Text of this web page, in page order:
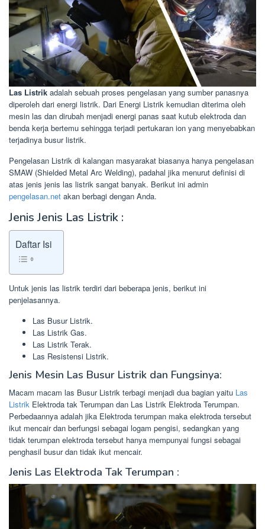
Las Listrik adalah sebuah proses pengelasan yang sumber panasnya
diperoleh dari energi listrik. Dari Energi Listrik kemudian diterima oleh
mesin las dan dirubah menjadi energi panas saat kutub elektroda dan
benda kerja bertemu sehingga terjadi pertukaran ion yang menyebabkan
terjadinya busur listrik.
Pengelasan Listrik di kalangan masyarakat biasanya hanya pengelasan
SMAW (Shielded Metal Arc Welding), padahal jika menurut definisi di
atas jenis jenis las listrik sangat banyak. Berikut ini admin
pengelasan.net akan berbagi dengan Anda.
Jenis Jenis Las Listrik :
Daftar Isi
Untuk jenis las listrik terdiri dari beberapa jenis, berikut ini
penjelasannya.
Las Busur Listrik.
Las Listrik Gas.
Las Listrik Terak.
Las Resistensi Listrik.
Jenis Mesin Las Busur Listrik dan Fungsinya:
Macam macam las Busur Listrik terbagi menjadi dua bagian yaitu Las
Listrik Elektroda tak Terumpan dan Las Listrik Elektroda Terumpan.
Perbedaannya adalah jika Elektroda terumpan maka elektroda tersebut
ikut mencair dan berfungsi sebagai logam pengisi, sedangkan yang
tidak terumpan elektroda tersebut hanya mempunyai fungsi sebagai
penghasil busur dan tidak ikut mencair.
Jenis Las Elektroda Tak Terumpan :